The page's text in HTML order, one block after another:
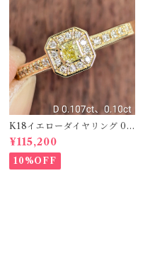
K18イエローダイヤリング 0.1
07ct D 0.10ct【PRO20878
1】
¥115,200
10%OFF